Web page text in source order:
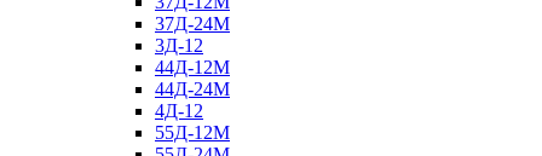
37Д-24М
3Д-12
44Д-12М
44Д-24М
4Д-12
55Д-12М